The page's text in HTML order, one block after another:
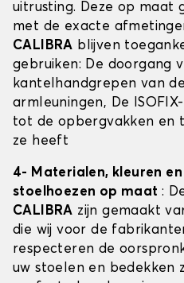
uitrusting. Deze op maat
met de exacte
CALIBRA blijven
gebruiken: De doorgang
kantelhandgrepen van
armleuningen, De
tot de opbergvakken en
ze heeft
4- Materialen, kleuren
stoelhoezen op maat :
CALIBRA zijn gemaakt
die wij voor de
respecteren de
uw stoelen en bedekken